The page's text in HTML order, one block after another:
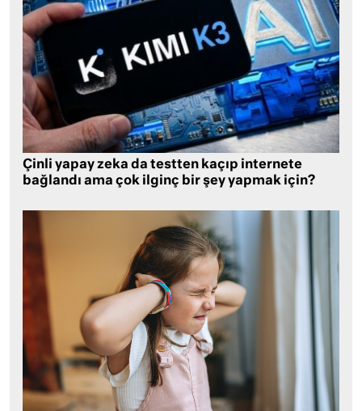
Çinli yapay zeka da testten kaçıp internete
bağlandı ama çok ilginç bir şey yapmak için?